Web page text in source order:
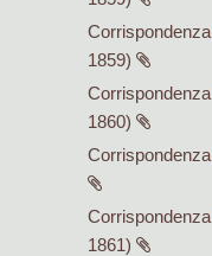
Corrispondenza
1859)
Corrispondenza
1860)
Corrispondenza
Corrispondenza
1861)